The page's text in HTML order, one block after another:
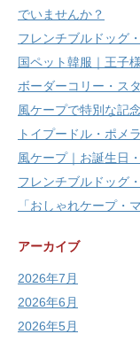
でいませんか？
フレンチブルドッグ
国ペット韓服｜王子
ボーダーコリー・ス
風ケープで特別な記
トイプードル・ポメ
風ケープ｜お誕生日
フレンチブルドッグ
「おしゃれケープ・
アーカイブ
2026年7月
2026年6月
2026年5月